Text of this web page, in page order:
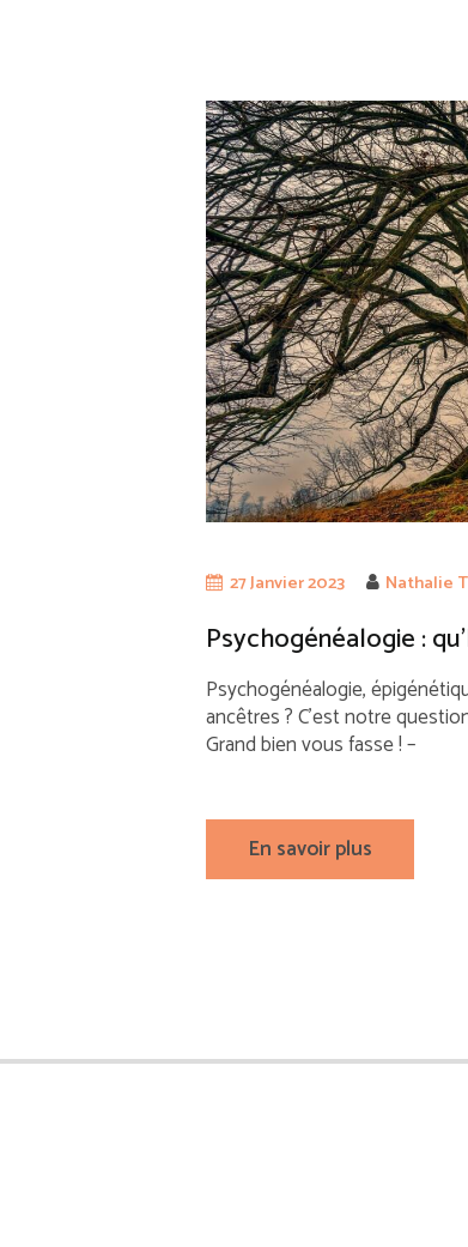
27 Janvier 2023 Nathalie
Psychogénéalogie :
Psychogénéalogie,
ancêtres ? C’est notre
Grand bien vous fasse ! –
En savoir plus